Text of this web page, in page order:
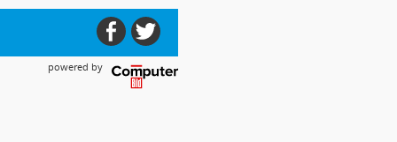
powered by